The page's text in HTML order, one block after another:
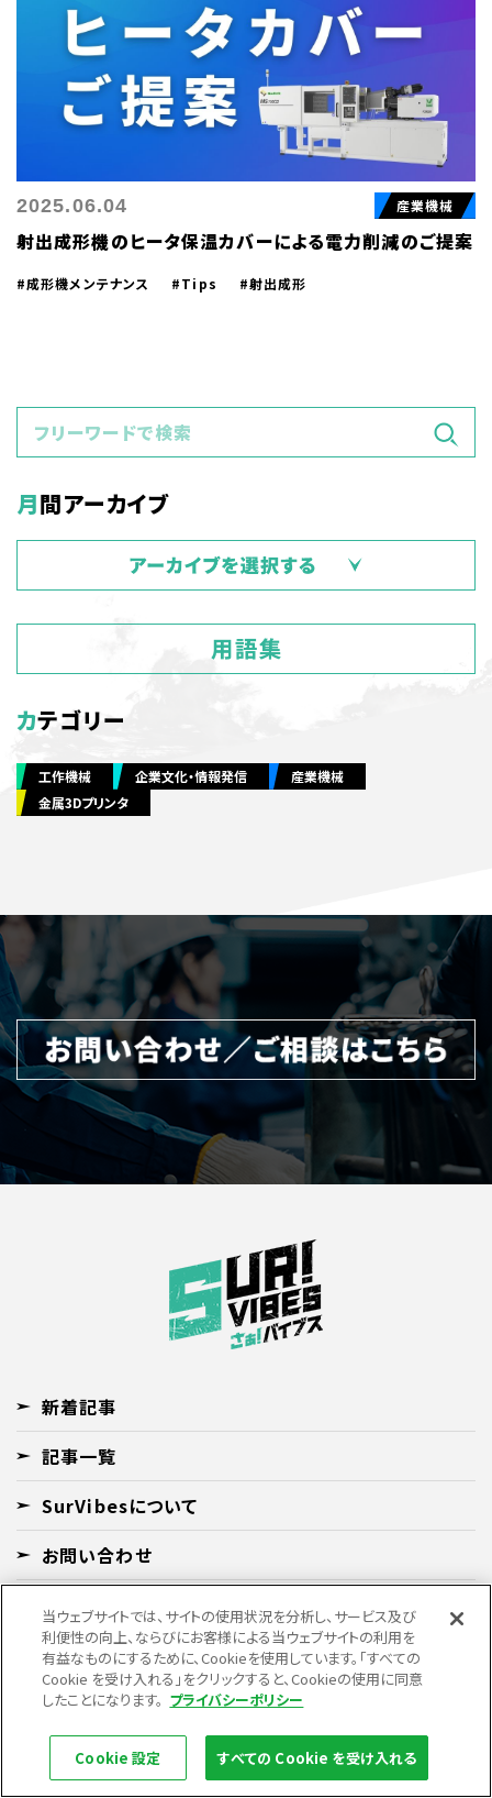
2025.06.04 産業機械
射出成形機のヒータ保温カバーによる電力削減のご提案
#成形機メンテナンス #Tips #射出成形
月間アーカイブ
カテゴリー
工作機械 企業文化・情報発信
産業機械
金属3Dプリンタ
新着記事
記事一覧
SurVibesについて
お問い合わせ
サイトマップ
用語集
このサイトについて
プライバシーポリシー
当ウェブサイトでは、サイトの使用状況を分析し、サービス及び
利便性の向上、ならびにお客様による当ウェブサイトの利用を
有益なものにするために、Cookieを使用しています。「すべての
Cookie を受け入れる」をクリックすると、Cookieの使用に同意
したことになります。 プライバシーポリシー
Cookie 設定 すべての Cookie を受け入れる